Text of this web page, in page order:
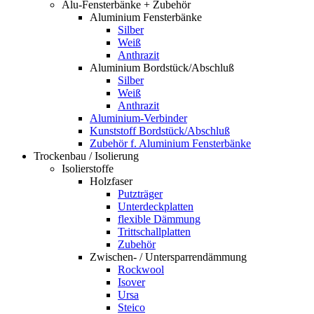
Alu-Fensterbänke + Zubehör
Aluminium Fensterbänke
Silber
Weiß
Anthrazit
Aluminium Bordstück/Abschluß
Silber
Weiß
Anthrazit
Aluminium-Verbinder
Kunststoff Bordstück/Abschluß
Zubehör f. Aluminium Fensterbänke
Trockenbau / Isolierung
Isolierstoffe
Holzfaser
Putzträger
Unterdeckplatten
flexible Dämmung
Trittschallplatten
Zubehör
Zwischen- / Untersparrendämmung
Rockwool
Isover
Ursa
Steico